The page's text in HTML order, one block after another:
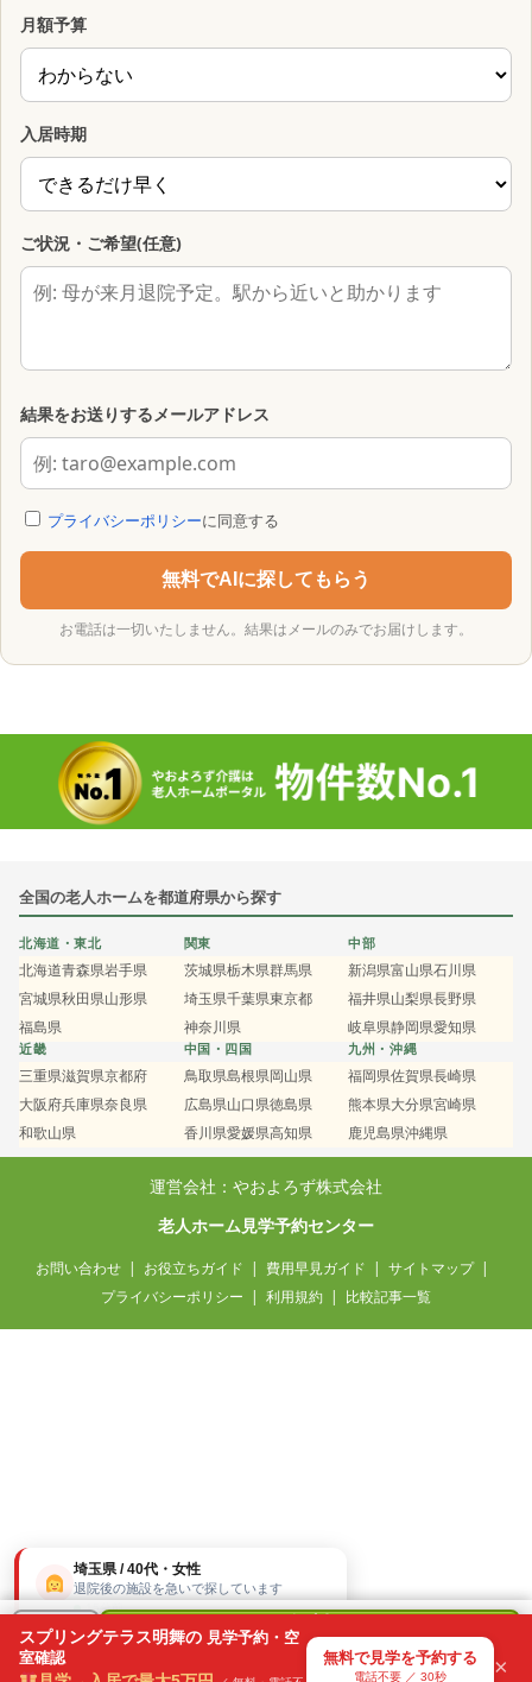
＋
気になる
無料
で
見学を予約
月額予算
入居時期
ご状況・ご希望(任意)
結果をお送りするメールアドレス
プライバシーポリシーに同意する
無料でAIに探してもらう
お電話は一切いたしません。結果はメールのみでお届けします。
全国の老人ホームを都道府県から探す
北海道・東北
北海道青森県岩手県
宮城県秋田県山形県
福島県
関東
茨城県栃木県群馬県
埼玉県千葉県東京都
神奈川県
中部
新潟県富山県石川県
福井県山梨県長野県
岐阜県静岡県愛知県
近畿
三重県滋賀県京都府
大阪府兵庫県奈良県
和歌山県
中国・四国
鳥取県島根県岡山県
広島県山口県徳島県
香川県愛媛県高知県
九州・沖縄
福岡県佐賀県長崎県
熊本県大分県宮崎県
鹿児島県沖縄県
運営会社：やおよろず株式会社
老人ホーム見学予約センター
お問い合わせ お役立ちガイド 費用早見ガイド
サイトマップ
プライバシーポリシー
利用規約 比較記事一覧
埼玉県 / 40代・女性
退院後の施設を急いで探しています
15分前
スプリングテラス明舞の 見学予約・空
室確認
無料で見学を予約する
電話不要 ／ 30秒 ×